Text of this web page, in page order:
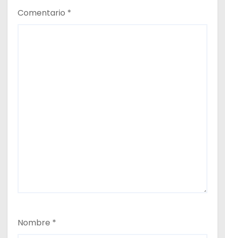
s
Comentario *
Nombre *